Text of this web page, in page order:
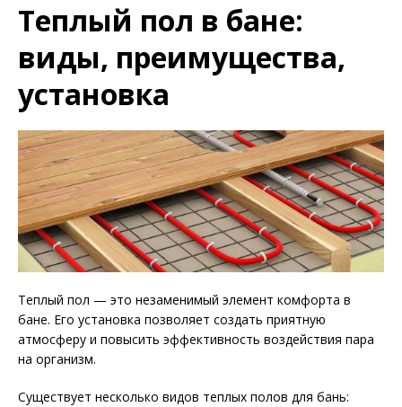
Теплый пол в бане:
виды, преимущества,
установка
Теплый пол — это незаменимый элемент комфорта в
бане. Его установка позволяет создать приятную
атмосферу и повысить эффективность воздействия пара
на организм.
Существует несколько видов теплых полов для бань: